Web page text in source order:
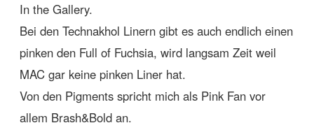
In the Gallery.
Bei den Technakhol Linern gibt es auch endlich einen
pinken den Full of Fuchsia, wird langsam Zeit weil
MAC gar keine pinken Liner hat.
Von den Pigments spricht mich als Pink Fan vor
allem Brash&Bold an.